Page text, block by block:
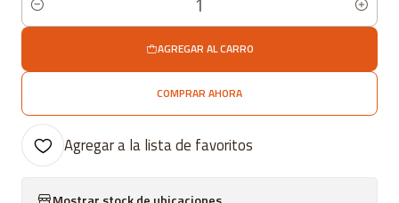
Cantidad
AGREGAR AL CARRO
COMPRAR AHORA
Agregar a la lista de favoritos